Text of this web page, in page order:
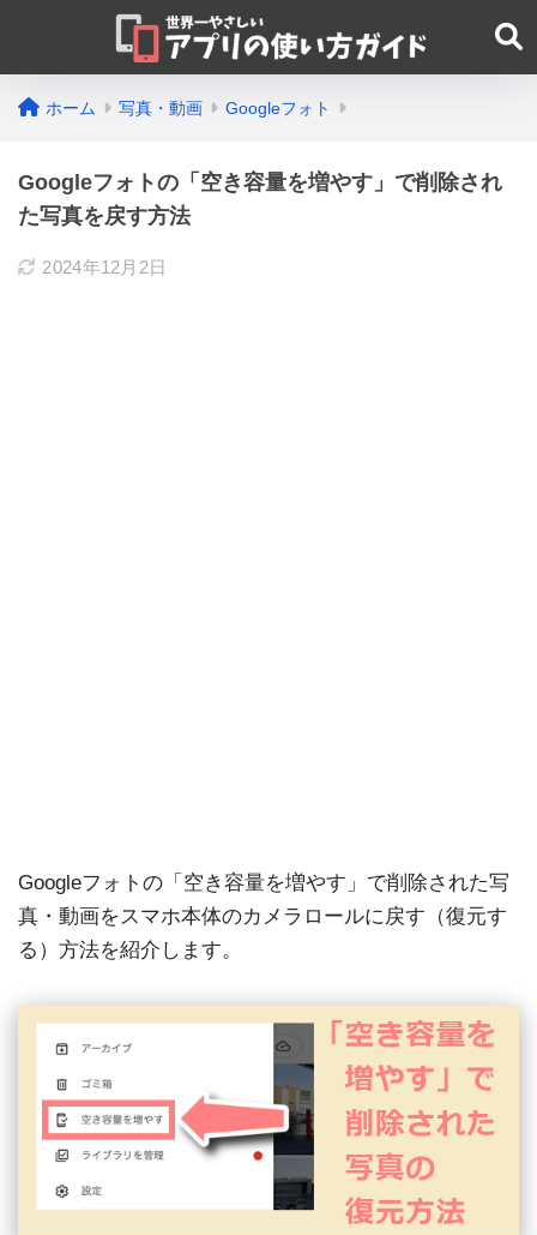
ホーム 写真・動画 Googleフォト
Googleフォトの「空き容量を増やす」で削除され
た写真を戻す方法
2024年12月2日
Googleフォトの「空き容量を増やす」で削除された写
真・動画をスマホ本体のカメラロールに戻す（復元す
る）方法を紹介します。